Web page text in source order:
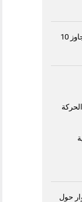
إنتاج القمح في مصر خلال موسم 2026، يتجاوز 10
يعزز الحوار حول